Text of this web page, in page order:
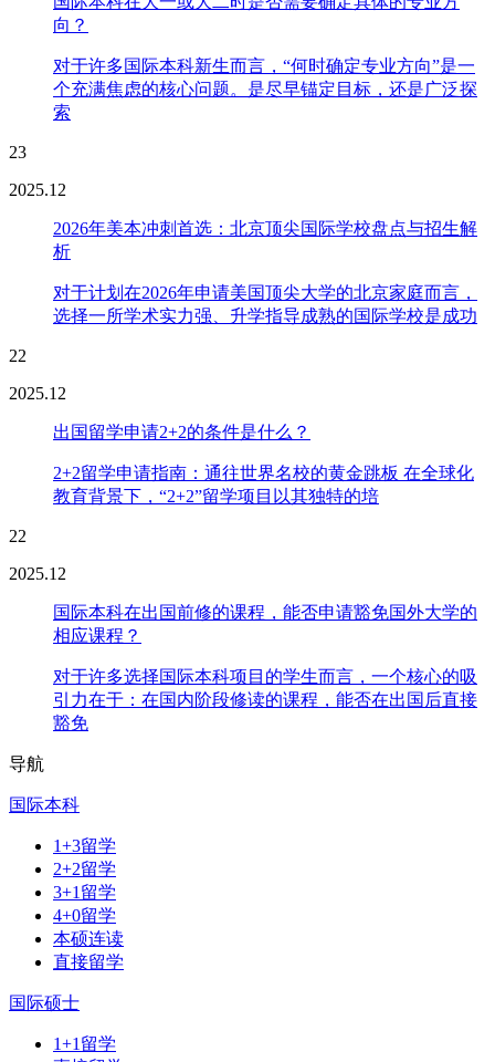
向？
对于许多国际本科新生而言，“何时确定专业方向”是一
个充满焦虑的核心问题。是尽早锚定目标，还是广泛探
索
23
2025.12
2026年美本冲刺首选：北京顶尖国际学校盘点与招生解
析
对于计划在2026年申请美国顶尖大学的北京家庭而言，
选择一所学术实力强、升学指导成熟的国际学校是成功
22
2025.12
出国留学申请2+2的条件是什么？
2+2留学申请指南：通往世界名校的黄金跳板 在全球化
教育背景下，“2+2”留学项目以其独特的培
22
2025.12
国际本科在出国前修的课程，能否申请豁免国外大学的
相应课程？
对于许多选择国际本科项目的学生而言，一个核心的吸
引力在于：在国内阶段修读的课程，能否在出国后直接
豁免
导航
国际本科
1+3留学
2+2留学
3+1留学
4+0留学
本硕连读
直接留学
国际硕士
1+1留学